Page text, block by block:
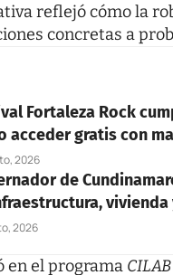
reflejó cómo la
concretas a
Fortaleza Rock
acceder gratis con
2026
de
2026
en el programa